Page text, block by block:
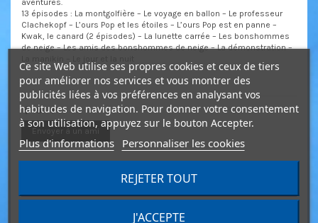
aventures.
13 épisodes : La montgolfière – Le voyage en ballon – Le professeur
Clachekopf – L’ours Pop et les étoiles – L’ours Pop est en panne –
Kwak, le canard (2 épisodes) – La lunette carrée – Les bonshommes
de neige – Les amis des bonshommes de neige – La démonstration –
Envoyer à un ami
Jeunesse
Ce site Web utilise ses propres cookies et ceux de tiers
pour améliorer nos services et vous montrer des
publicités liées à vos préférences en analysant vos
habitudes de navigation. Pour donner votre consentement
à son utilisation, appuyez sur le bouton Accepter.
Plus d'informations Personnaliser les cookies
REJETER TOUT
J'ACCEPTE